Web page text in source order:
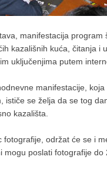
manifestacija
kazališnih kuća, čitanja
uključenjima putem
manifestacije,
ističe se želja da se tog
kazališta.
fotografije, održat će se i
mogu poslati fotografije do